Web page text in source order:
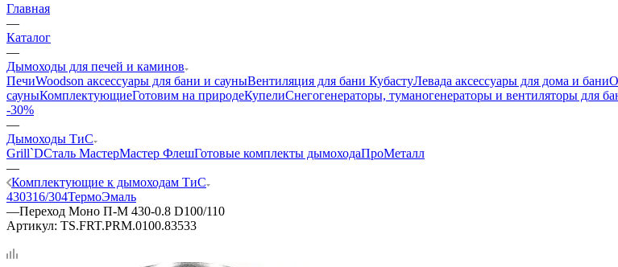
Главная
—
Каталог
—
Дымоходы для печей и каминов
ПечиWoodson аксессуары для бани и сауныВентиляция для бани КубастуЛевада аксессуары для дома и бани
сауныКомплектующиеГотовим на природеКупелиСнегогенераторы, туманогенераторы и вентиляторы для
-30%
—
Дымоходы ТиС
Grill`DСталь МастерМастер ФлешГотовые комплекты дымоходаПроМеталл
—
Комплектующие к дымоходам ТиС
430316/304ТермоЭмаль
—Переход Моно П-М 430-0.8 D100/110
Артикул: TS.FRT.PRM.0100.83533